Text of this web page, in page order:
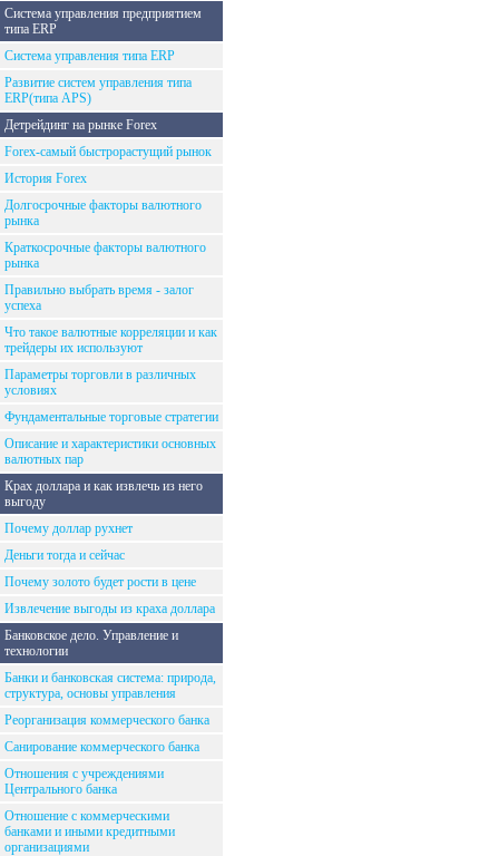
Система управления предприятием
типа ERP
Система управления типа ERP
Развитие систем управления типа
ERP(типа APS)
Детрейдинг на рынке Forex
Forex-самый быстрорастущий рынок
История Forex
Долгосрочные факторы валютного
рынка
Краткосрочные факторы валютного
рынка
Правильно выбрать время - залог
успеха
Что такое валютные корреляции и как
трейдеры их используют
Параметры торговли в различных
условиях
Фундаментальные торговые стратегии
Описание и характеристики основных
валютных пар
Крах доллара и как извлечь из него
выгоду
Почему доллар рухнет
Деньги тогда и сейчас
Почему золото будет рости в цене
Извлечение выгоды из краха доллара
Банковское дело. Управление и
технологии
Банки и банковская система: природа,
структура, основы управления
Реорганизация коммерческого банка
Санирование коммерческого банка
Отношения с учреждениями
Центрального банка
Отношение с коммерческими
банками и иными кредитными
организациями